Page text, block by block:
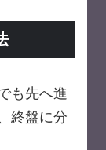
も先へ進
終盤に分